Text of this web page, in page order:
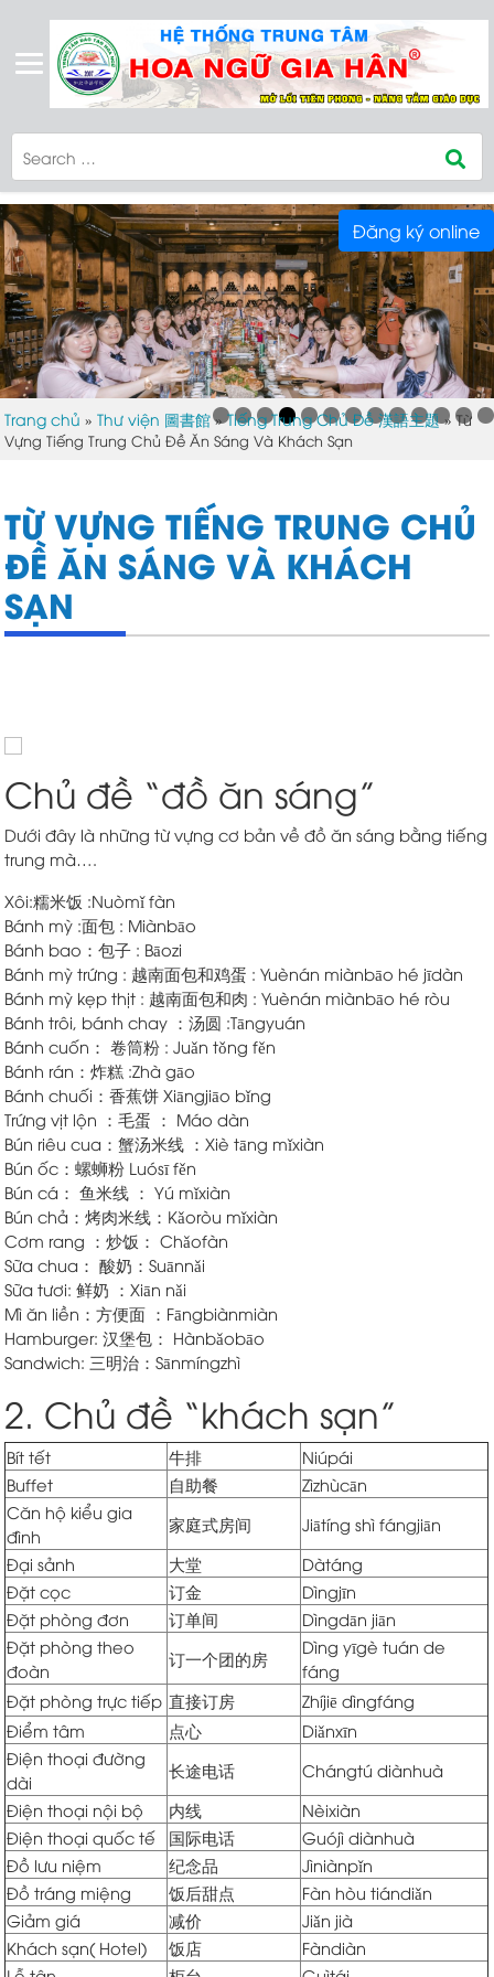
Trang chủ »Thư viện 圖書館»Tiếng Trung Chủ Đề 漢語主題»Từ
Vựng Tiếng Trung Chủ Đề Ăn Sáng Và Khách Sạn
TỪ VỰNG TIẾNG TRUNG CHỦ
ĐỀ ĂN SÁNG VÀ KHÁCH
SẠN
Chủ đề “đồ ăn sáng”
Dưới đây là những từ vựng cơ bản về đồ ăn sáng bằng tiếng
trung mà….
Xôi:糯米饭 :Nuòmǐ fàn
Bánh mỳ :面包 : Miànbāo
Bánh bao：包子 : Bāozi
Bánh mỳ trứng : 越南面包和鸡蛋 : Yuènán miànbāo hé jīdàn
Bánh mỳ kẹp thịt : 越南面包和肉 : Yuènán miànbāo hé ròu
Bánh trôi, bánh chay ：汤圆 :Tāngyuán
Bánh cuốn： 卷筒粉 : Juǎn tǒng fěn
Bánh rán：炸糕 :Zhà gāo
Bánh chuối：香蕉饼 Xiāngjiāo bǐng
Trứng vịt lộn ：毛蛋 ： Máo dàn
Bún riêu cua：蟹汤米线 ：Xiè tāng mǐxiàn
Bún ốc：螺蛳粉 Luósī fěn
Bún cá： 鱼米线 ： Yú mǐxiàn
Bún chả：烤肉米线：Kǎoròu mǐxiàn
Cơm rang ：炒饭： Chǎofàn
Sữa chua： 酸奶：Suānnǎi
Sữa tươi: 鲜奶 ：Xiān nǎi
Mì ăn liền：方便面 ：Fāngbiànmiàn
Hamburger: 汉堡包： Hànbǎobāo
Sandwich: 三明治：Sānmíngzhì
2. Chủ đề “khách sạn”
Bít tết 牛排
Niúpái
Buffet
自助餐
Zìzhùcān
Căn hộ kiểu gia
đình
家庭式房间
Jiātíng shì fángjiān
Đại sảnh
大堂
Dàtáng
Đặt cọc
订金
Dìngjīn
Đặt phòng đơn
订单间
Dìngdān jiān
Đặt phòng theo
đoàn
订一个团的房
Dìng yīgè tuán de
fáng
Đặt phòng trực tiếp 直接订房
Zhíjiē dìngfáng
Điểm tâm
点心
Diǎnxīn
Điện thoại đường
dài
长途电话
Chángtú diànhuà
Điện thoại nội bộ
内线
Nèixiàn
Điện thoại quốc tế
国际电话
Guójì diànhuà
Đồ lưu niệm
纪念品
Jìniànpǐn
Đồ tráng miệng
饭后甜点
Fàn hòu tiándiǎn
Giảm giá
减价
Jiǎn jià
Khách sạn( Hotel)
饭店
Fàndiàn
Đăng ký online